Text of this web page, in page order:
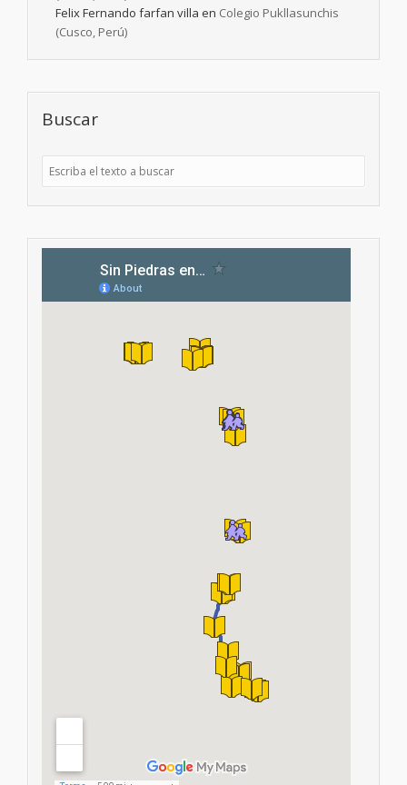
Felix Fernando farfan villa en Colegio Pukllasunchis
(Cusco, Perú)
Buscar